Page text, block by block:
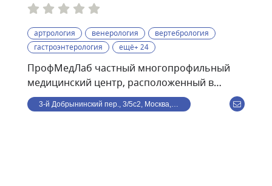
артрология венерология
вертебрология
гастроэнтерология
ещё+ 24
ПрофМедЛаб частный многопрофильный
медицинский центр, расположенный в
центре Москвы, в 8 минутах ходьбы от ст. м.
Улица 1905 года. В клинике ведут прием по
3-й Добрынинский пер., 3/5с2, Москва, Россия